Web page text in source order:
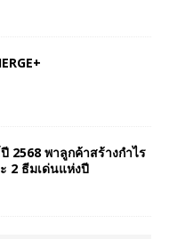
2568 พาลูกค้าสร้างกำไร
2 ธีมเด่นแห่งปี